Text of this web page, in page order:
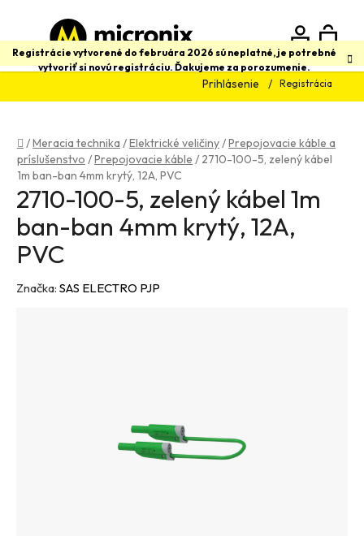
obsah
Registrácie vytvorené do februára 2026 sú neplatné, je potrebné
vytvoriť si novú registráciu. Ďakujeme za porozumenie.
Prihlásenie Registrácia
Hľadať
Domov
/Meracia technika /Elektrické veličiny/Prepojovacie káble a
príslušenstvo /Prepojovacie káble / 2710-100-5, zelený kábel
1m ban-ban 4mm krytý, 12A, PVC
2710-100-5, zelený kábel 1m
ban-ban 4mm krytý, 12A,
PVC
Značka: SAS ELECTRO PJP